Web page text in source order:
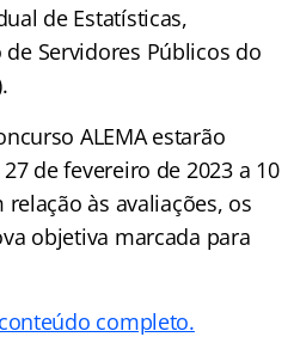
de Estatísticas,
Servidores Públicos do
ALEMA estarão
de fevereiro de 2023 a 10
relação às avaliações, os
objetiva marcada para
completo.